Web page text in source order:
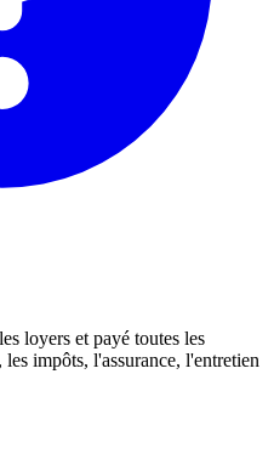
loyers et payé toutes les
impôts, l'assurance, l'entretien